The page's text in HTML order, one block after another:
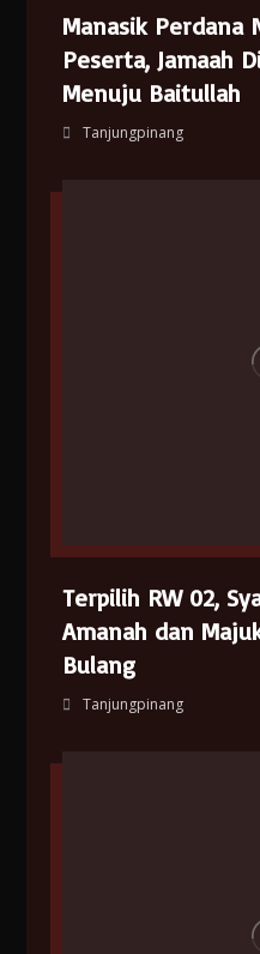
Manasik Perdana
Peserta, Jamaah
Menuju Baitullah
Tanjungpinang
Terpilih RW 02,
Amanah dan
Bulang
Tanjungpinang